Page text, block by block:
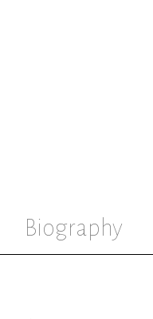
Biography